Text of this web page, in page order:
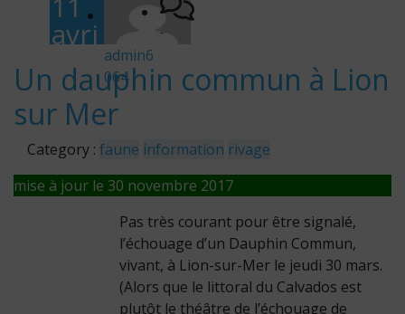
avri
201
6
admin6
064
-
Un dauphin commun à Lion
sur Mer
Category : faune information rivage
mise à jour le 30 novembre 2017
Pas très courant pour être signalé,
l’échouage d’un Dauphin Commun,
vivant, à Lion-sur-Mer le jeudi 30 mars.
(Alors que le littoral du Calvados est
plutôt le théâtre de l’échouage de